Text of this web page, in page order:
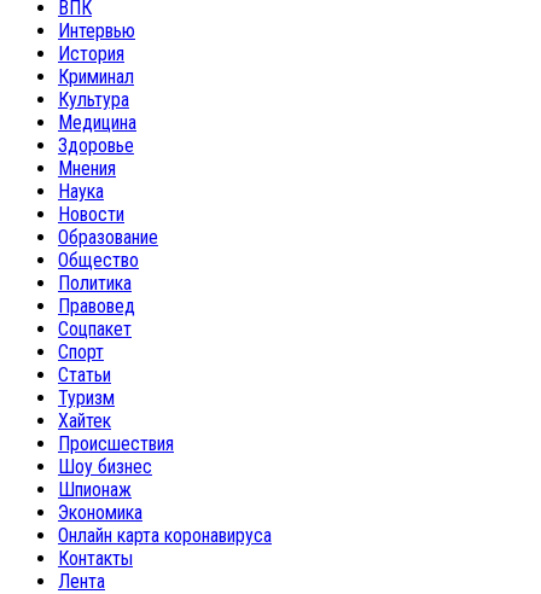
ВПК
Интервью
История
Криминал
Культура
Медицина
Здоровье
Мнения
Наука
Новости
Образование
Общество
Политика
Правовед
Соцпакет
Спорт
Статьи
Туризм
Хайтек
Происшествия
Шоу бизнес
Шпионаж
Экономика
Онлайн карта коронавируса
Контакты
Лента